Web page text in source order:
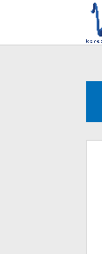
content